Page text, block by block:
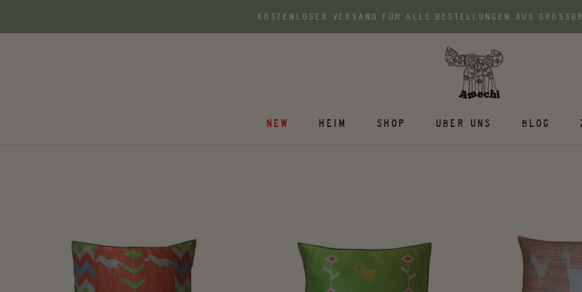
KOSTENLOSER VERSAND FÜR ALLE BESTELLUNGEN AUS
NEW HEIM SHOP UBER UNS BLOG